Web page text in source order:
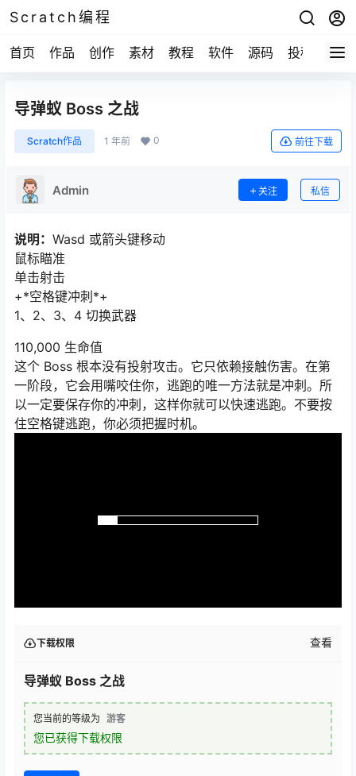
Scratch编程
首页 作品 创作 素材 教程 软件 源码 投稿 关于
导弹蚁 Boss 之战
Scratch作品 1 年前 0 前往下载
Admin 关注 私信
说明： Wasd 或箭头键移动
鼠标瞄准
单击射击
+*空格键冲刺*+
1、2、3、4 切换武器
110,000 生命值
这个 Boss 根本没有投射攻击。它只依赖接触伤害。在第
一阶段，它会用嘴咬住你，逃跑的唯一方法就是冲刺。所
以一定要保存你的冲刺，这样你就可以快速逃跑。不要按
住空格键逃跑，你必须把握时机。
下载权限 查看
导弹蚁 Boss 之战
您当前的等级为 游客
您已获得下载权限